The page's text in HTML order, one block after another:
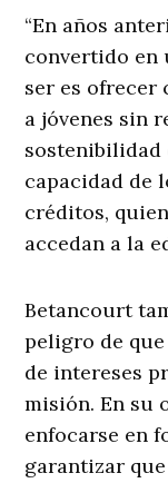
“En años
convertido en
ser es ofrecer
a jóvenes sin
sostenibilidad
capacidad de
créditos,
accedan a la
Betancourt
peligro de
de intereses
misión. En su
enfocarse en
garantizar